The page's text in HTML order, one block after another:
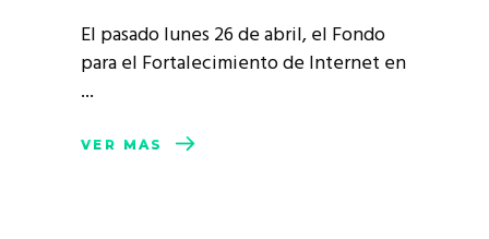
El pasado lunes 26 de abril, el Fondo
para el Fortalecimiento de Internet en
VER MÁS